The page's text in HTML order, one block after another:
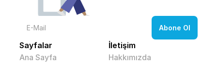
Sayfalar
Ana Sayfa
İletişim
Hakkımızda